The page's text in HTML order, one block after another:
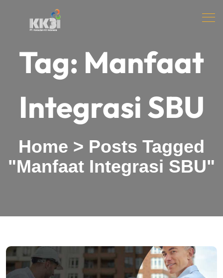
Tag: Manfaat
Integrasi SBU
Home > Posts Tagged
"Manfaat Integrasi SBU"